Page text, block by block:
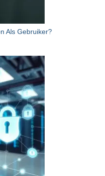
Als Gebruiker?